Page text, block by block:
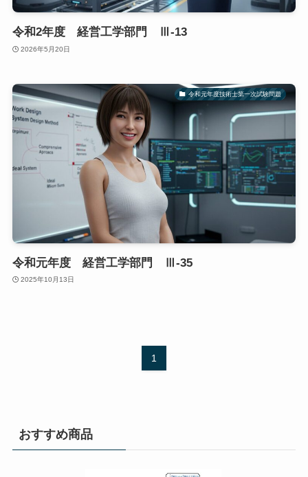
令和2年度 経営工学部門 Ⅲ-13
2026年5月20日
令和元年度技術士第一次試験問題
令和元年度 経営工学部門 Ⅲ-35
2025年10月13日
1
おすすめ商品